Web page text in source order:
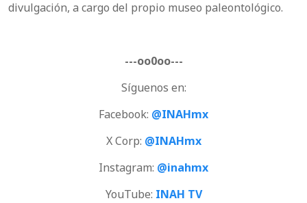
divulgación, a cargo del propio museo paleontológico.
---oo0oo---
Síguenos en:
Facebook: @INAHmx
X Corp: @INAHmx
Instagram: @inahmx
YouTube: INAH TV